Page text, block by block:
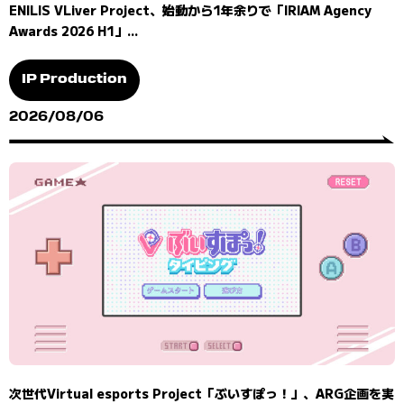
ENILIS VLiver Project、始動から1年余りで「IRIAM Agency
Awards 2026 H1」...
IP Production
2026/08/06
次世代Virtual esports Project「ぶいすぽっ！」、ARG企画を実